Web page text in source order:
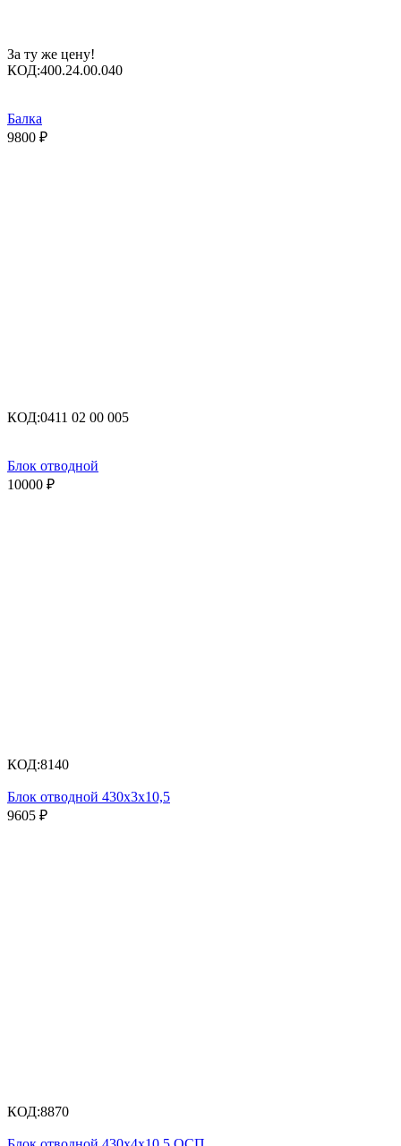
За ту же цену!
КОД:400.24.00.040
Балка
9800 ₽
КОД:0411 02 00 005
Блок отводной
10000 ₽
КОД:8140
Блок отводной 430х3х10,5
9605 ₽
КОД:8870